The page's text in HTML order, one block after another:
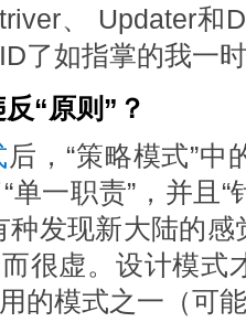
、 Updater和
了如指掌的我⼀
“原则”？
后，“策略模式”
单⼀职责”，并且
种发现新⼤陆的
⽽很虚。设计模
的模式之⼀（可